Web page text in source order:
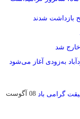
08 آگوست